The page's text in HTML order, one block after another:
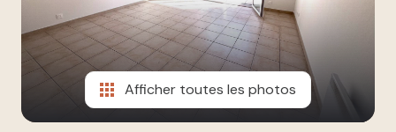
Afficher toutes les photos